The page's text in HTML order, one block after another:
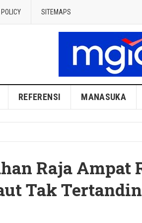
SITEMAPS
REFERENSI MANASUKA
Raja Ampat
Tak